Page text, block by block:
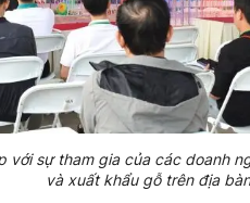
với sự tham gia của các doanh
và xuất khẩu gỗ trên địa